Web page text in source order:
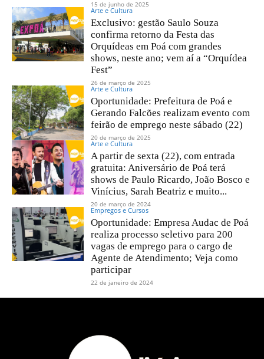
15 de junho de 2025
Arte e Cultura
Exclusivo: gestão Saulo Souza
confirma retorno da Festa das
Orquídeas em Poá com grandes
shows, neste ano; vem aí a “Orquídea
Fest”
26 de março de 2025
Arte e Cultura
Oportunidade: Prefeitura de Poá e
Gerando Falcões realizam evento com
feirão de emprego neste sábado (22)
20 de março de 2025
Arte e Cultura
A partir de sexta (22), com entrada
gratuita: Aniversário de Poá terá
shows de Paulo Ricardo, João Bosco e
Vinícius, Sarah Beatriz e muito...
20 de março de 2024
Empregos e Cursos
Oportunidade: Empresa Audac de Poá
realiza processo seletivo para 200
vagas de emprego para o cargo de
Agente de Atendimento; Veja como
participar
22 de janeiro de 2024